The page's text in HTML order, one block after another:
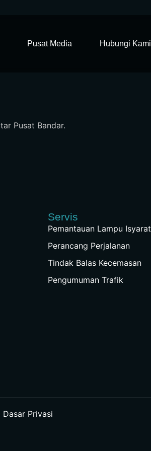
Pusat Media Hubungi Kami
Pusat Bandar.
Servis
Pemantauan Lampu Isyarat
Perancang Perjalanan
Tindak Balas Kecemasan
Pengumuman Trafik
Dasar Privasi